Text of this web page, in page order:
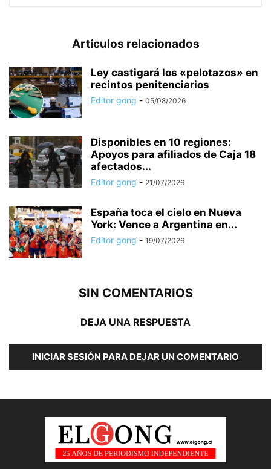
Artículos relacionados
Ley castigará los «pelotazos» en
recintos penitenciarios
Editor gong - 05/08/2026
Disponibles en 10 regiones:
Apoyos para afiliados de Caja 18
afectados...
Editor gong - 21/07/2026
España toca el cielo en Nueva
York: Vence a Argentina en...
Editor gong - 19/07/2026
SIN COMENTARIOS
DEJA UNA RESPUESTA
INICIAR SESIÓN PARA DEJAR UN COMENTARIO